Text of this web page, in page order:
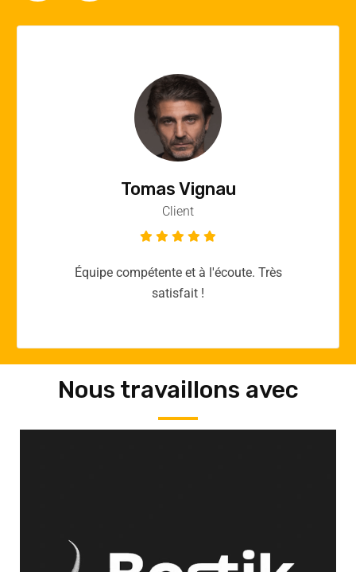
Vincent Quere
Client
Merci yellow365.work pour votre expertise!
Nous travaillons avec